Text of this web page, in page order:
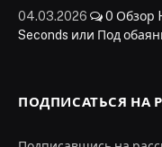
04.03.2026 0 Обзор
Seconds или Под
ПОДПИСАТЬСЯ НА